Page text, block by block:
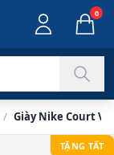
0
/ Giày Nike Court
TẶNG TẤT